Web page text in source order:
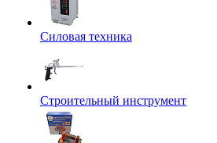
Силовая техника
Строительный инструмент